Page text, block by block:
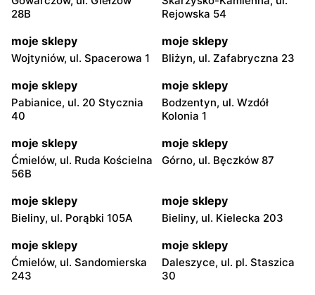
28B
Rejowska 54
moje sklepy
Wojtyniów, ul. Spacerowa 1
moje sklepy
Bliżyn, ul. Zafabryczna 23
moje sklepy
Pabianice, ul. 20 Stycznia
40
moje sklepy
Bodzentyn, ul. Wzdół
Kolonia 1
moje sklepy
Ćmielów, ul. Ruda Kościelna
56B
moje sklepy
Górno, ul. Bęczków 87
moje sklepy
Bieliny, ul. Porąbki 105A
moje sklepy
Bieliny, ul. Kielecka 203
moje sklepy
Ćmielów, ul. Sandomierska
243
moje sklepy
Daleszyce, ul. pl. Staszica
30